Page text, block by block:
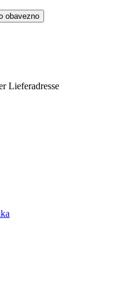
obavezno
Lieferadresse